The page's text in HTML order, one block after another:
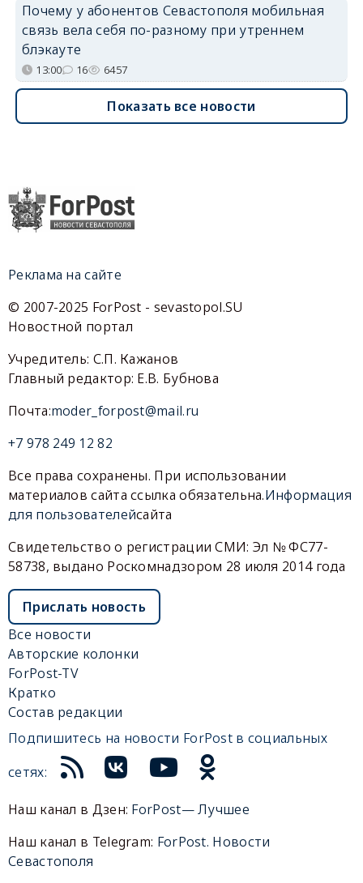
Почему у абонентов Севастополя мобильная
связь вела себя по-разному при утреннем
блэкауте
13:00 16 6457
Показать все новости
Реклама на сайте
© 2007-2025 ForPost - sevastopol.SU
Новостной портал
Учредитель: С.П. Кажанов
Главный редактор: Е.В. Бубнова
Почта:moder_forpost@mail.ru
+7 978 249 12 82
Все права сохранены. При использовании
материалов сайта ссылка обязательна.Информация
для пользователейсайта
Свидетельство о регистрации СМИ: Эл № ФС77-
58738, выдано Роскомнадзором 28 июля 2014 года
Прислать новость
Все новости
Авторские колонки
ForPost-TV
Кратко
Состав редакции
Подпишитесь на новости ForPost в социальных
сетях:
Наш канал в Дзен: ForPost— Лучшее
Наш канал в Telegram: ForPost. Новости
Севастополя